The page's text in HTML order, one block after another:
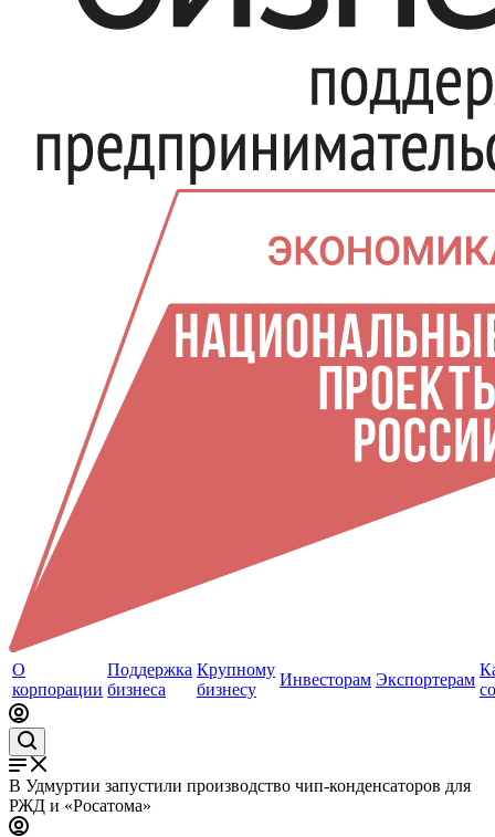
О
корпорации
Поддержка
бизнеса
Крупному
бизнесу
Инвесторам Экспортерам
В Удмуртии запустили производство чип-конденсаторов для
РЖД и «Росатома»